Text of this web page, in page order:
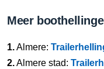
Meer
1.Almere:
2.Almere stad: